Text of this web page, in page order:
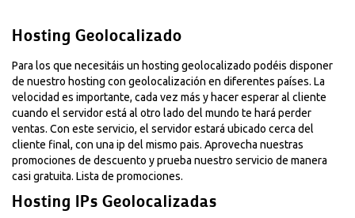
Hosting Geolocalizado
Para los que necesitáis un hosting geolocalizado podéis disponer
de nuestro hosting con geolocalización en diferentes países. La
velocidad es importante, cada vez más y hacer esperar al cliente
cuando el servidor está al otro lado del mundo te hará perder
ventas. Con este servicio, el servidor estará ubicado cerca del
cliente final, con una ip del mismo pais. Aprovecha nuestras
promociones de descuento y prueba nuestro servicio de manera
casi gratuita. Lista de promociones.
Hosting IPs Geolocalizadas